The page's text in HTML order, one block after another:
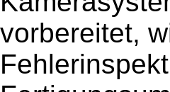
vorbereitet,